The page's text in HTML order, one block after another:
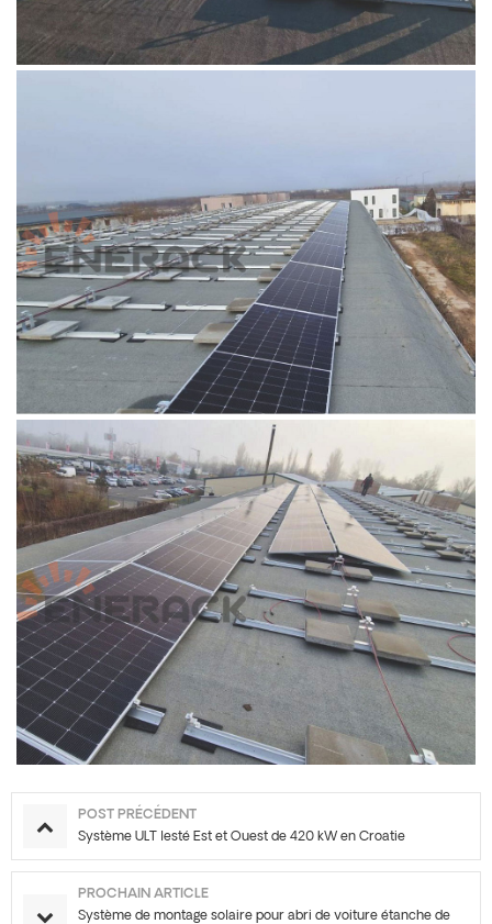
POST PRÉCÉDENT
Système ULT lesté Est et Ouest de 420 kW en Croatie
PROCHAIN ARTICLE
Système de montage solaire pour abri de voiture étanche de